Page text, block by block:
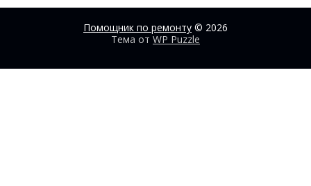
Помощник по ремонту © 2026
Тема от WP Puzzle